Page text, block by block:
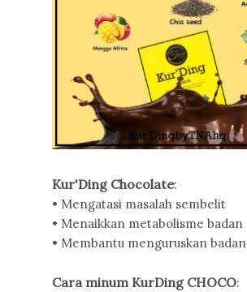
Kur'Ding Chocolate:
• Mengatasi masalah sembelit
• Menaikkan metabolisme badan
• Membantu menguruskan badan
Cara minum KurDing CHOCO: